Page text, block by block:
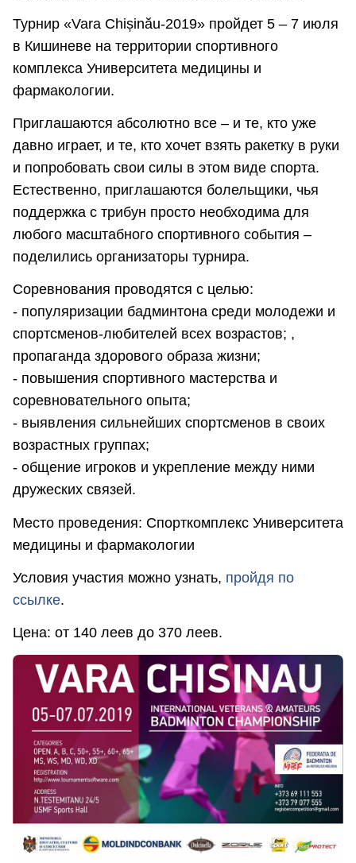
Турнир «Vara Chișinău-2019» пройдет 5 – 7 июля
в Кишиневе на территории спортивного
комплекса Университета медицины и
фармакологии.
Приглашаются абсолютно все – и те, кто уже
давно играет, и те, кто хочет взять ракетку в руки
и попробовать свои силы в этом виде спорта.
Естественно, приглашаются болельщики, чья
поддержка с трибун просто необходима для
любого масштабного спортивного события –
поделились организаторы турнира.
Соревнования проводятся с целью:
- популяризации бадминтона среди молодежи и
спортсменов-любителей всех возрастов; ,
пропаганда здорового образа жизни;
- повышения спортивного мастерства и
соревновательного опыта;
- выявления сильнейших спортсменов в своих
возрастных группах;
- общение игроков и укрепление между ними
дружеских связей.
Место проведения: Спорткомплекс Университета
медицины и фармакологии
Условия участия можно узнать, пройдя по
ссылке.
Цена: от 140 леев до 370 леев.